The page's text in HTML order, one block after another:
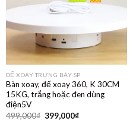
ĐẾ XOAY TRƯNG BÀY SP
Bàn xoay, đế xoay 360, K 30CM
15KG, trắng hoặc đen dùng
điện5V
499,000₫ 399,000₫